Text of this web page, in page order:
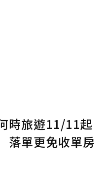
時旅遊11/11起
落單更免收單房